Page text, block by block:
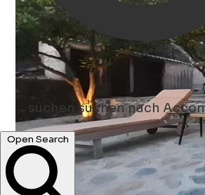
suchen suchen nach
Open Search